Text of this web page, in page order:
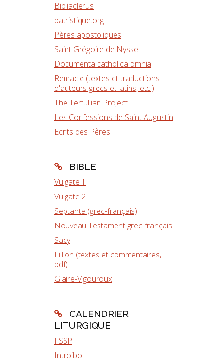
Bibliaclerus
patristique.org
Pères apostoliques
Saint Grégoire de Nysse
Documenta catholica omnia
Remacle (textes et traductions
d'auteurs grecs et latins, etc.)
The Tertullian Project
Les Confessions de Saint Augustin
Ecrits des Pères
BIBLE
Vulgate 1
Vulgate 2
Septante (grec-français)
Nouveau Testament grec-français
Sacy
Fillion (textes et commentaires,
pdf)
Glaire-Vigouroux
CALENDRIER
LITURGIQUE
FSSP
Introibo